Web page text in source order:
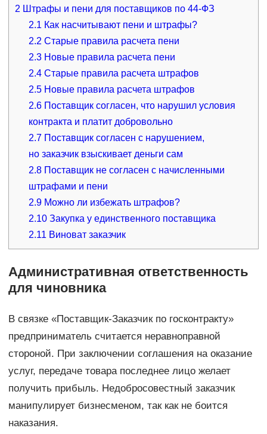
2 Штрафы и пени для поставщиков по 44‑ФЗ
2.1 Как насчитывают пени и штрафы?
2.2 Старые правила расчета пени
2.3 Новые правила расчета пени
2.4 Старые правила расчета штрафов
2.5 Новые правила расчета штрафов
2.6 Поставщик согласен, что нарушил условия
контракта и платит добровольно
2.7 Поставщик согласен с нарушением,
но заказчик взыскивает деньги сам
2.8 Поставщик не согласен с начисленными
штрафами и пени
2.9 Можно ли избежать штрафов?
2.10 Закупка у единственного поставщика
2.11 Виноват заказчик
Административная ответственность
для чиновника
В связке «Поставщик-Заказчик по госконтракту»
предприниматель считается неравноправной
стороной. При заключении соглашения на оказание
услуг, передаче товара последнее лицо желает
получить прибыль. Недобросовестный заказчик
манипулирует бизнесменом, так как не боится
наказания.